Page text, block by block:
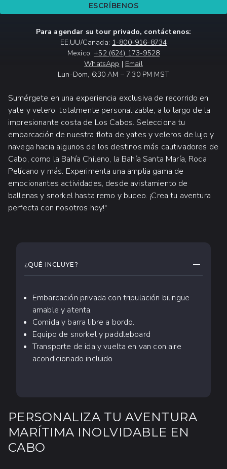
ESCRÍBENOS
Para agendar su tour privado, contáctenos:
EE.UU/Canada: 1-800-916-8734
Mexico: +52 (624) 173-9528
WhatsApp | Email
Lun-Dom, 6:30 AM – 7:30 PM MST
Sumérgete en una experiencia exclusiva de recorrido en
yate y velero, totalmente personalizable, a lo largo de la
impresionante costa de Los Cabos. Selecciona tu
embarcación de nuestra flota de yates y veleros de lujo y
navega hacia algunos de los destinos más cautivadores de
Cabo, como la Bahía Chileno, la Bahía Santa María, Roca
Pelícano y más. Experimenta una amplia gama de
emocionantes actividades, desde avistamiento de
ballenas y snorkel hasta remo y buceo. ¡Crea tu aventura
perfecta con nosotros hoy!"
¿QUÉ INCLUYE?
Embarcación privada con tripulación bilingüe
amable y atenta.
Comida y barra libre a bordo.
Equipo de snorkel y paddleboard
Transporte de ida y vuelta en van con aire
acondicionado incluido
PERSONALIZA TU AVENTURA
MARÍTIMA INOLVIDABLE EN
CABO